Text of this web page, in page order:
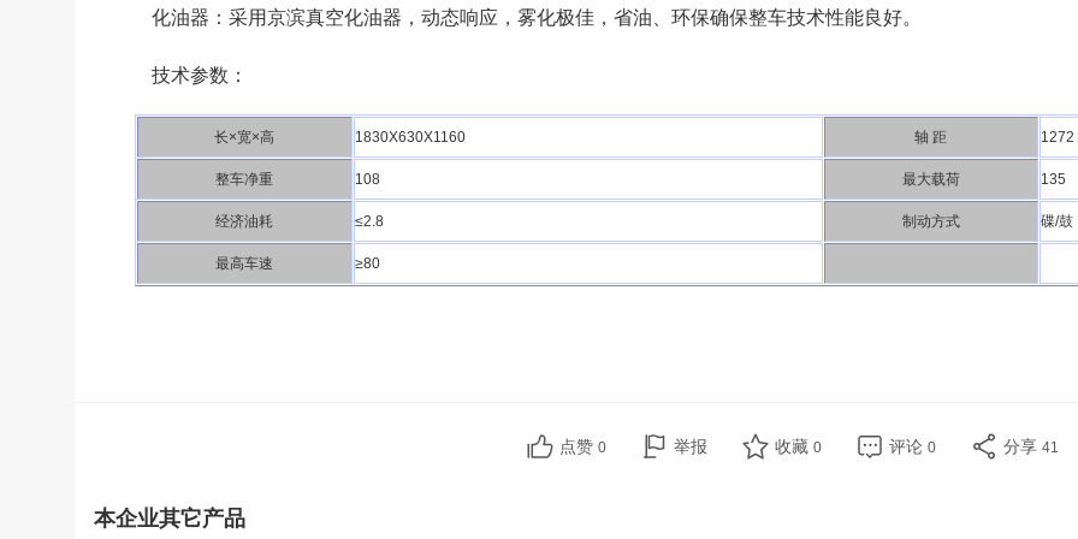
化油器：采用京滨真空化油器，动态响应，雾化极佳，省油、环保确保整车技术性能良好。
技术参数：
长×宽×高 1830X630X1160 轴 距 1272
整车净重 108 最大载荷 135
经济油耗 ≤2.8 制动方式 碟/鼓
最高车速 ≥80
点赞 0 举报 收藏 0 评论 0 分享 41
本企业其它产品